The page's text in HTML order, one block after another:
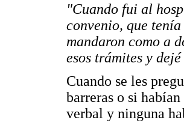
"Cuando fui al
convenio, que
mandaron como a
esos trámites y
Cuando se les
barreras o si
verbal y ninguna